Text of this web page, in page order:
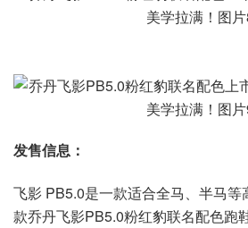
发售信息：
飞影 PB5.0是一款适合全马、半马
款乔丹飞影PB5.0粉红豹联名配色跑